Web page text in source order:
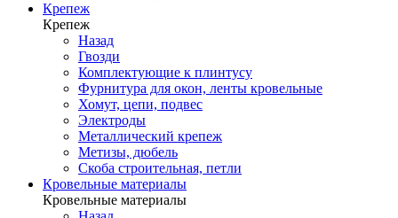
Крепеж
Крепеж
Назад
Гвозди
Комплектующие к плинтусу
Фурнитура для окон, ленты кровельные
Хомут, цепи, подвес
Электроды
Металлический крепеж
Метизы, дюбель
Скоба строительная, петли
Кровельные материалы
Кровельные материалы